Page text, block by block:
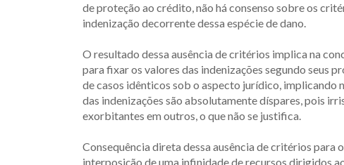
de proteção ao crédito, não há consenso sobre os
indenização decorrente dessa espécie de dano.
O resultado dessa ausência de critérios implica na
para fixar os valores das indenizações segundo seus
de casos idênticos sob o aspecto jurídico, implicando
das indenizações são absolutamente díspares, pois
exorbitantes em outros, o que não se justifica.
Consequência direta dessa ausência de critérios para
interposição de uma infinidade de recursos dirigidos